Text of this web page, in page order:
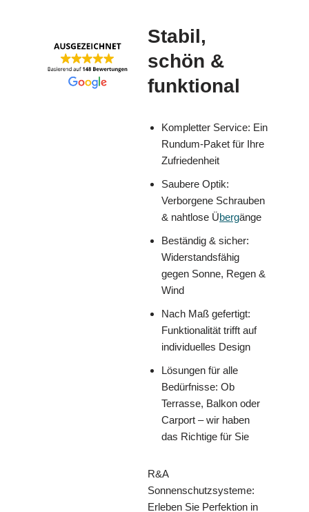
Stabil,
schön &
funktional
Kompletter Service: Ein
Rundum-Paket für Ihre
Zufriedenheit
Saubere Optik:
Verborgene Schrauben
& nahtlose Übergänge
Beständig & sicher:
Widerstandsfähig
gegen Sonne, Regen &
Wind
Nach Maß gefertigt:
Funktionalität trifft auf
individuelles Design
Lösungen für alle
Bedürfnisse: Ob
Terrasse, Balkon oder
Carport – wir haben
das Richtige für Sie
R&A
Sonnenschutzsysteme:
Erleben Sie Perfektion in